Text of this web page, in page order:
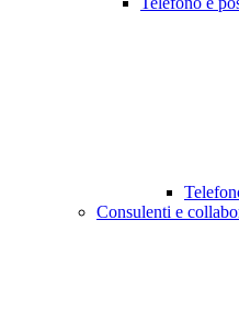
Consulenti e